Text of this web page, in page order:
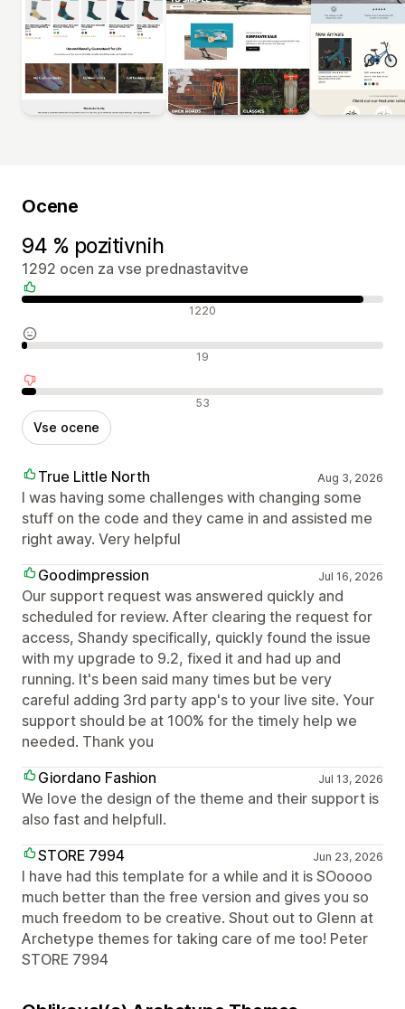
Ocene
94 % pozitivnih
1292 ocen za vse prednastavitve
Pozitivne ocene 1220
Nevtralne ocene 19
Negativne ocene 53
Vse ocene
True Little North Aug 3, 2026
I was having some challenges with changing some
stuff on the code and they came in and assisted me
right away. Very helpful
Goodimpression
Jul 16, 2026
Our support request was answered quickly and
scheduled for review. After clearing the request for
access, Shandy specifically, quickly found the issue
with my upgrade to 9.2, fixed it and had up and
running. It's been said many times but be very
careful adding 3rd party app's to your live site. Your
support should be at 100% for the timely help we
needed. Thank you
Giordano Fashion
Jul 13, 2026
We love the design of the theme and their support is
also fast and helpfull.
STORE 7994
Jun 23, 2026
I have had this template for a while and it is SOoooo
much better than the free version and gives you so
much freedom to be creative. Shout out to Glenn at
Archetype themes for taking care of me too! Peter
STORE 7994